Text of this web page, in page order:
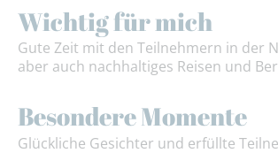
Wichtig für mich
Gute Zeit mit den Teilnehmern in der
aber auch nachhaltiges Reisen und
Besondere Momente
Glückliche Gesichter und erfüllte